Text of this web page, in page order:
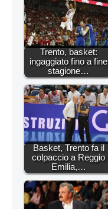
Trento, basket:
ingaggiato fino a fine
stagione…
Basket, Trento fa il
colpaccio a Reggio
Emilia,…